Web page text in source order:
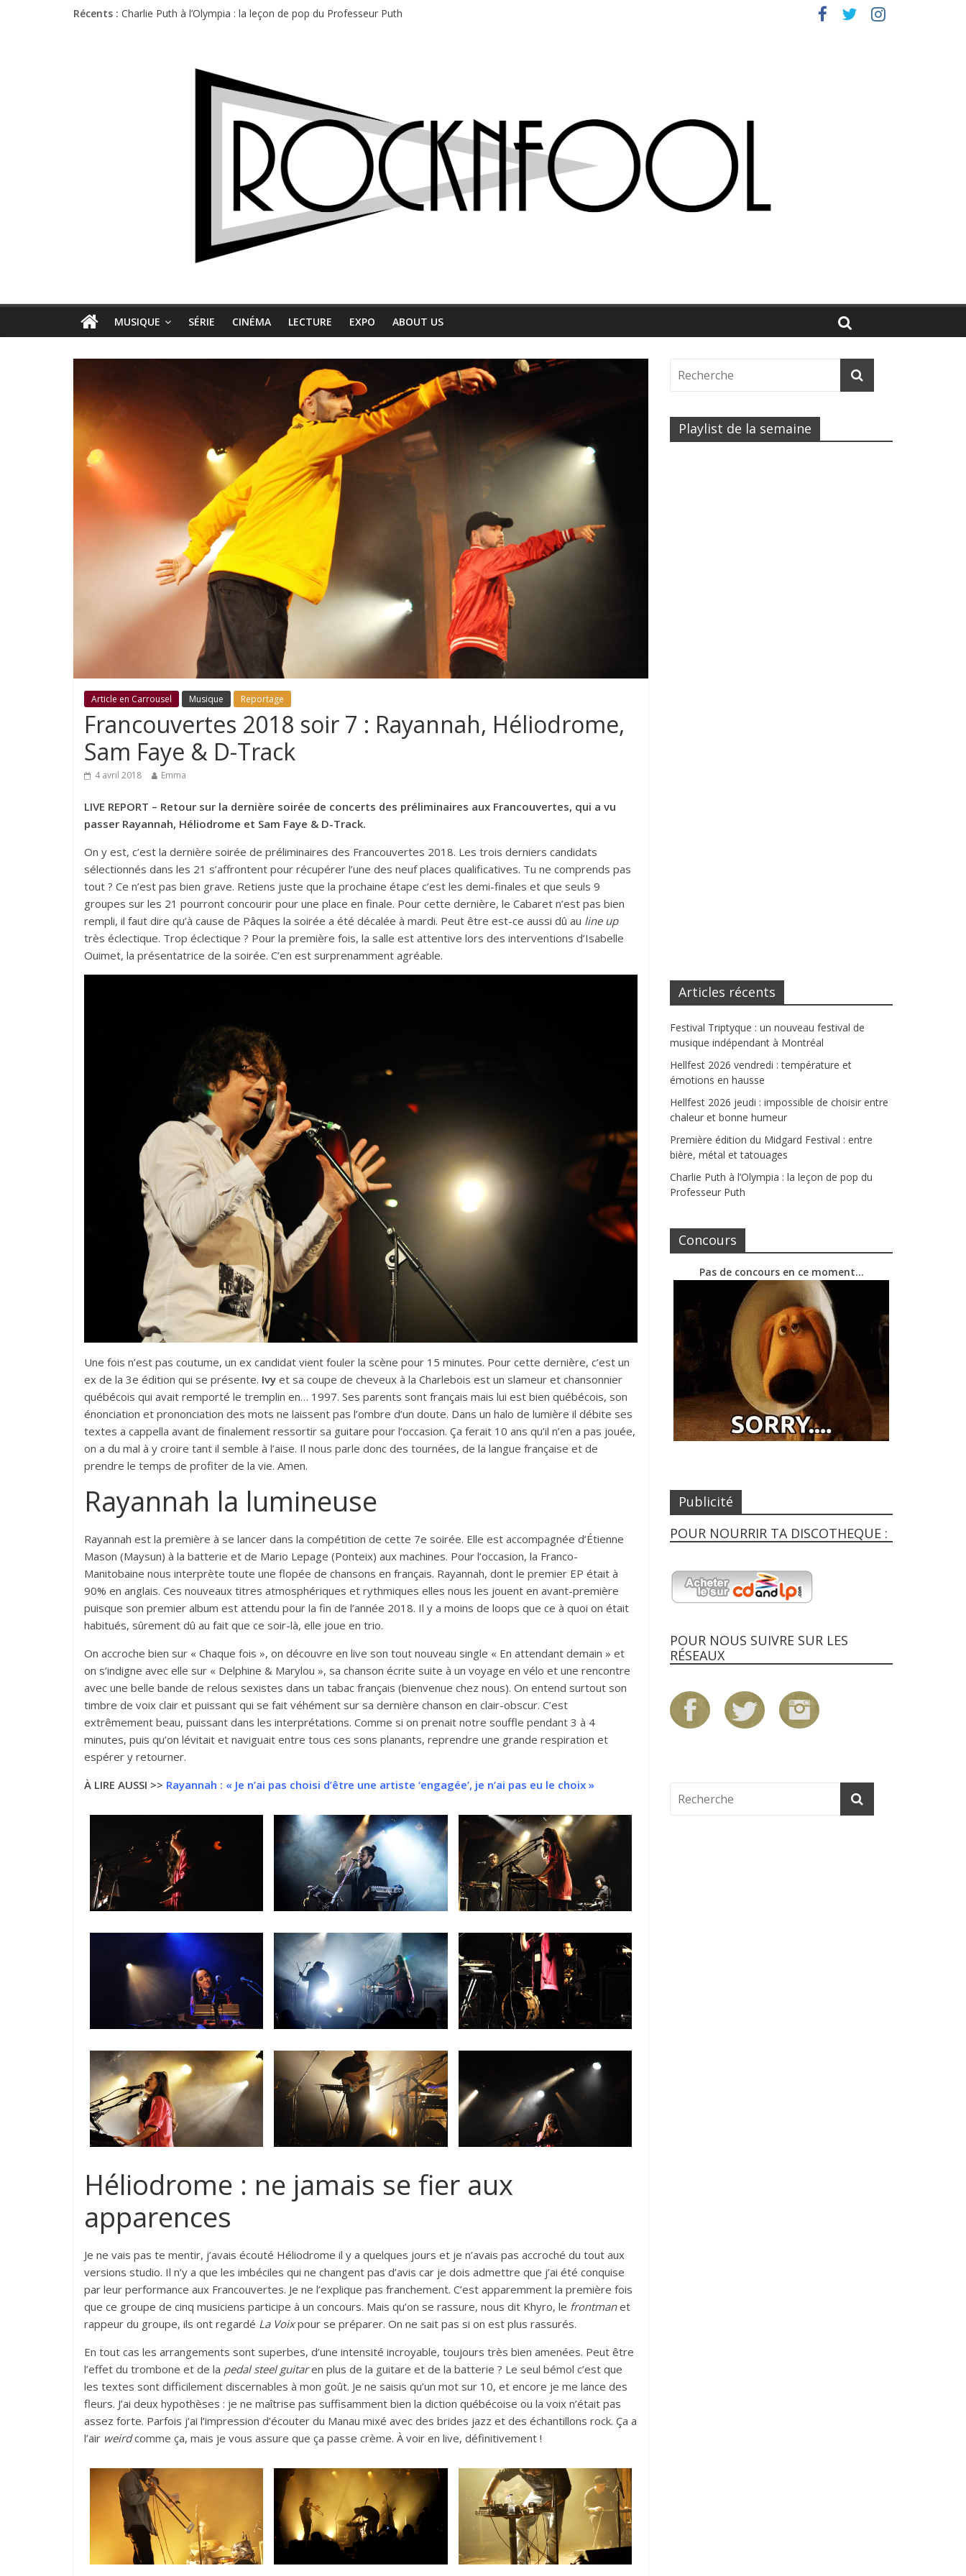
Récents : Charlie Puth à l’Olympia : la leçon de pop du Professeur Puth
Première édition du Midgard Festival : entre bière, métal et tatouages
MUSIQUE SÉRIE CINÉMA LECTURE EXPO ABOUT US
Article en Carrousel Musique Reportage
Francouvertes 2018 soir 7 : Rayannah, Héliodrome,
Sam Faye & D-Track
4 avril 2018 Emma
LIVE REPORT – Retour sur la dernière soirée de concerts des préliminaires aux Francouvertes, qui a vu
passer Rayannah, Héliodrome et Sam Faye & D-Track.
On y est, c’est la dernière soirée de préliminaires des Francouvertes 2018. Les trois derniers candidats
sélectionnés dans les 21 s’affrontent pour récupérer l’une des neuf places qualificatives. Tu ne comprends pas
tout ? Ce n’est pas bien grave. Retiens juste que la prochaine étape c’est les demi-finales et que seuls 9
groupes sur les 21 pourront concourir pour une place en finale. Pour cette dernière, le Cabaret n’est pas bien
rempli, il faut dire qu’à cause de Pâques la soirée a été décalée à mardi. Peut être est-ce aussi dû au line up
très éclectique. Trop éclectique ? Pour la première fois, la salle est attentive lors des interventions d’Isabelle
Ouimet, la présentatrice de la soirée. C’en est surprenamment agréable.
Une fois n’est pas coutume, un ex candidat vient fouler la scène pour 15 minutes. Pour cette dernière, c’est un
ex de la 3e édition qui se présente. Ivy et sa coupe de cheveux à la Charlebois est un slameur et chansonnier
québécois qui avait remporté le tremplin en… 1997. Ses parents sont français mais lui est bien québécois, son
énonciation et prononciation des mots ne laissent pas l’ombre d’un doute. Dans un halo de lumière il débite ses
textes a cappella avant de finalement ressortir sa guitare pour l’occasion. Ça ferait 10 ans qu’il n’en a pas jouée,
on a du mal à y croire tant il semble à l’aise. Il nous parle donc des tournées, de la langue française et de
prendre le temps de profiter de la vie. Amen.
Rayannah la lumineuse
Rayannah est la première à se lancer dans la compétition de cette 7e soirée. Elle est accompagnée d’Étienne
Mason (Maysun) à la batterie et de Mario Lepage (Ponteix) aux machines. Pour l’occasion, la Franco-
Manitobaine nous interprète toute une flopée de chansons en français. Rayannah, dont le premier EP était à
90% en anglais. Ces nouveaux titres atmosphériques et rythmiques elles nous les jouent en avant-première
puisque son premier album est attendu pour la fin de l’année 2018. Il y a moins de loops que ce à quoi on était
habitués, sûrement dû au fait que ce soir-là, elle joue en trio.
On accroche bien sur « Chaque fois », on découvre en live son tout nouveau single « En attendant demain » et
on s’indigne avec elle sur « Delphine & Marylou », sa chanson écrite suite à un voyage en vélo et une rencontre
avec une belle bande de relous sexistes dans un tabac français (bienvenue chez nous). On entend surtout son
timbre de voix clair et puissant qui se fait véhément sur sa dernière chanson en clair-obscur. C’est
extrêmement beau, puissant dans les interprétations. Comme si on prenait notre souffle pendant 3 à 4
minutes, puis qu’on lévitait et naviguait entre tous ces sons planants, reprendre une grande respiration et
espérer y retourner.
À LIRE AUSSI >> Rayannah : « Je n’ai pas choisi d’être une artiste ‘engagée’, je n’ai pas eu le choix »
Héliodrome : ne jamais se fier aux
apparences
Je ne vais pas te mentir, j’avais écouté Héliodrome il y a quelques jours et je n’avais pas accroché du tout aux
versions studio. Il n’y a que les imbéciles qui ne changent pas d’avis car je dois admettre que j’ai été conquise
par leur performance aux Francouvertes. Je ne l’explique pas franchement. C’est apparemment la première fois
que ce groupe de cinq musiciens participe à un concours. Mais qu’on se rassure, nous dit Khyro, le frontmanet
rappeur du groupe, ils ont regardé La Voixpour se préparer. On ne sait pas si on est plus rassurés.
En tout cas les arrangements sont superbes, d’une intensité incroyable, toujours très bien amenées. Peut être
l’effet du trombone et de la pedal steel guitaren plus de la guitare et de la batterie ? Le seul bémol c’est que
les textes sont difficilement discernables à mon goût. Je ne saisis qu’un mot sur 10, et encore je me lance des
fleurs. J’ai deux hypothèses : je ne maîtrise pas suffisamment bien la diction québécoise ou la voix n’était pas
assez forte. Parfois j’ai l’impression d’écouter du Manau mixé avec des brides jazz et des échantillons rock. Ça a
l’air weirdcomme ça, mais je vous assure que ça passe crème. À voir en live, définitivement !
Playlist de la semaine
Articles récents
Festival Triptyque : un nouveau festival de
musique indépendant à Montréal
Hellfest 2026 vendredi : température et
émotions en hausse
Hellfest 2026 jeudi : impossible de choisir entre
chaleur et bonne humeur
Première édition du Midgard Festival : entre
bière, métal et tatouages
Charlie Puth à l’Olympia : la leçon de pop du
Professeur Puth
Concours
Pas de concours en ce moment…
Publicité
POUR NOURRIR TA DISCOTHEQUE :
POUR NOUS SUIVRE SUR LES
RÉSEAUX